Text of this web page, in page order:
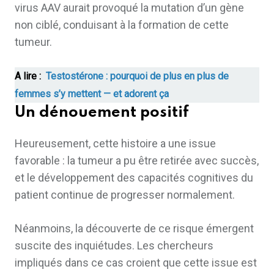
virus AAV aurait provoqué la mutation d’un gène
non ciblé, conduisant à la formation de cette
tumeur.
A lire : Testostérone : pourquoi de plus en plus de
femmes s’y mettent — et adorent ça
Un dénouement positif
Heureusement, cette histoire a une issue
favorable : la tumeur a pu être retirée avec succès,
et le développement des capacités cognitives du
patient continue de progresser normalement.
Néanmoins, la découverte de ce risque émergent
suscite des inquiétudes. Les chercheurs
impliqués dans ce cas croient que cette issue est